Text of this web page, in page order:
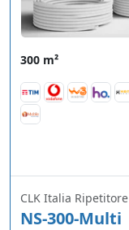
300 m²
CLK Italia Ripetitore
NS-300-Multi